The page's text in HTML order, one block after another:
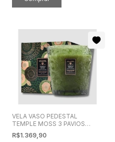
VELA VASO PEDESTAL
TEMPLE MOSS 3 PAVIOS
+80H -VOLUSPA
R$1.369,90